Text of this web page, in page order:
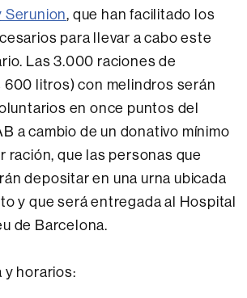
Serunion, que han facilitado los
para llevar a cabo este
Las 3.000 raciones de
litros) con melindros serán
en once puntos del
a cambio de un donativo mínimo
ración, que las personas que
depositar en una urna ubicada
y que será entregada al Hospital
de Barcelona.
y horarios: